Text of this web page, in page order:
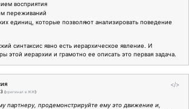
восприятия
переживаний
единиц, которые позволяют анализировать поведение
синтаксис явно есть иерархическое явление. И
этой иерархии и грамотно ее описать это первая задача.
</>
(оригинал в ЖЖ)
партнеру, продемонстрируйте ему это движение и,